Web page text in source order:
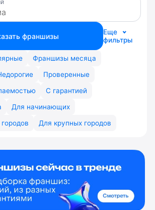
франшизы
Еще
фильтры
Франшизы месяца
Проверенные
С гарантией
Для начинающих
Для крупных городов